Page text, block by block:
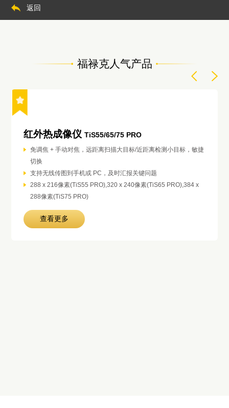
返回
福禄克人气产品
红外热成像仪 TiS55/65/75 PRO
免调焦 + 手动对焦，远距离扫描大目标/近距离检测小目标，敏捷
切换
支持无线传图到手机或 PC，及时汇报关键问题
288 x 216像素(TiS55 PRO),320 x 240像素(TiS65 PRO),384 x
288像素(TiS75 PRO)
查看更多